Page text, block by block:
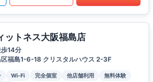
ットネス大阪福島店
14分
福島1-6-18 クリスタルハウス 2-3F
Wi-Fi 完全個室 他店舗利用
無料体験